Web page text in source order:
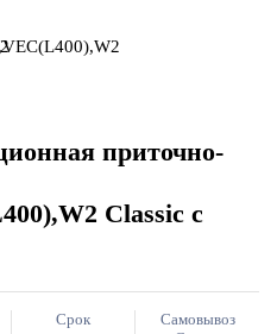
приточно-
Classic с
Срок
Самовывоз